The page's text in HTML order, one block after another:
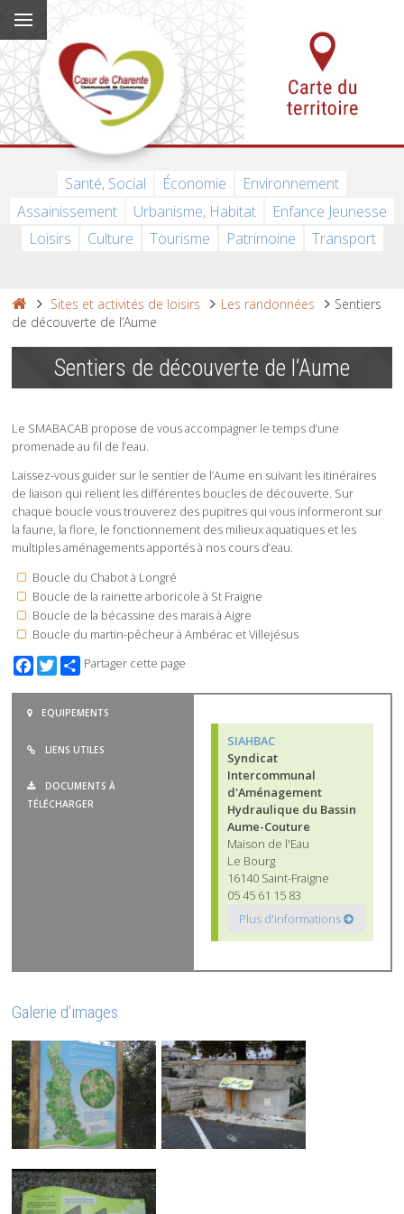
Santé, Social Économie
Environnement
Assainissement
Urbanisme, Habitat
Enfance Jeunesse
Loisirs
Culture Tourisme Patrimoine Transport
Sites et activités de loisirs Les randonnées
Sentiers
de découverte de l’Aume
Sentiers de découverte de l’Aume
Le SMABACAB propose de vous accompagner le temps d’une
promenade au fil de l’eau.
Laissez-vous guider sur le sentier de l’Aume en suivant les itinéraires
de liaison qui relient les différentes boucles de découverte. Sur
chaque boucle vous trouverez des pupitres qui vous informeront sur
la faune, la flore, le fonctionnement des milieux aquatiques et les
multiples aménagements apportés à nos cours d’eau.
Boucle du Chabot à Longré
Boucle de la rainette arboricole à St Fraigne
Boucle de la bécassine des marais à Aigre
Boucle du martin-pêcheur à Ambérac et Villejésus
Facebook
TwitterPartager cette page
EQUIPEMENTS
LIENS UTILES
DOCUMENTS À
TÉLÉCHARGER
SIAHBAC
Syndicat
Intercommunal
d'Aménagement
Hydraulique du Bassin
Aume-Couture
Maison de l'Eau
Le Bourg
16140 Saint-Fraigne
05 45 61 15 83
Plus d'informations
Galerie d'images